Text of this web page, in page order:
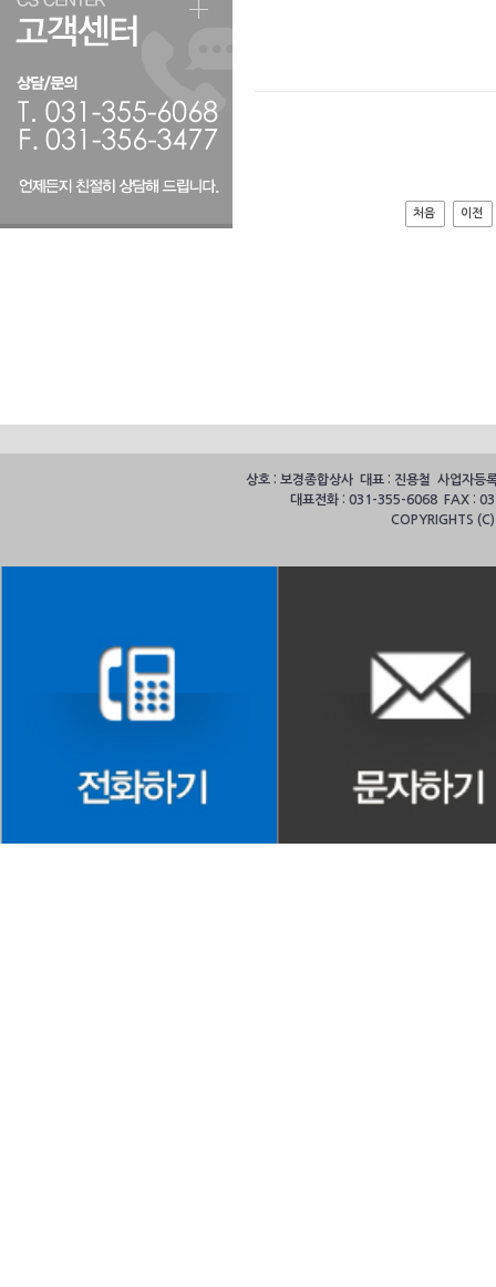
처음 이전
상호 : 보경종합상사 대표 : 진용철 사업자
대표전화 : 031-355-6068 FAX :
COPYRIGHTS (C)